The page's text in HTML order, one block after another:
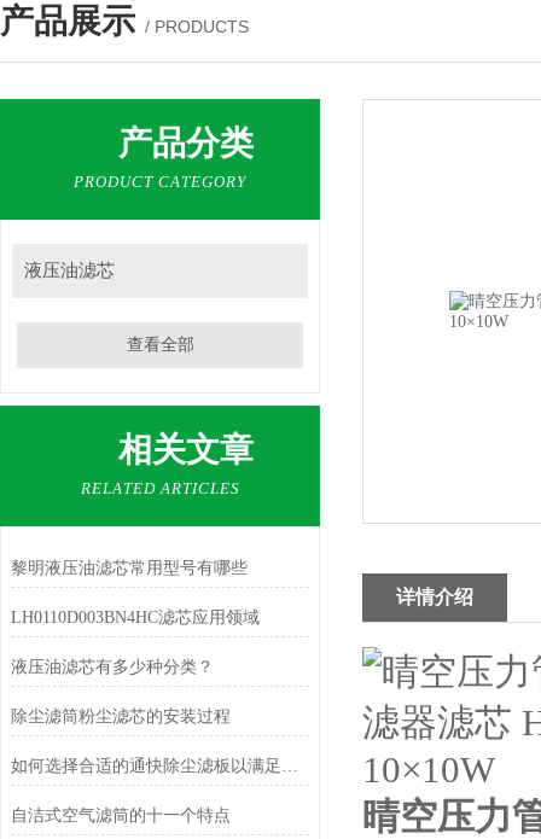
产品展示 / PRODUCTS
产品分类
PRODUCT CATEGORY
液压油滤芯
查看全部
相关文章
RELATED ARTICLES
黎明液压油滤芯常用型号有哪些
LH0110D003BN4HC滤芯应用领域
液压油滤芯有多少种分类？
除尘滤筒粉尘滤芯的安装过程
如何选择合适的通快除尘滤板以满足除尘需求？
自洁式空气滤筒的十一个特点
详情介绍
晴空压力